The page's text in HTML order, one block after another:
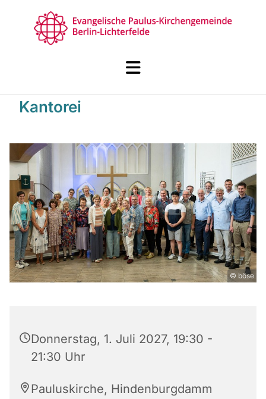
Kantorei
© böse
Donnerstag, 1. Juli 2027, 19:30 -
21:30 Uhr
Pauluskirche, Hindenburgdamm